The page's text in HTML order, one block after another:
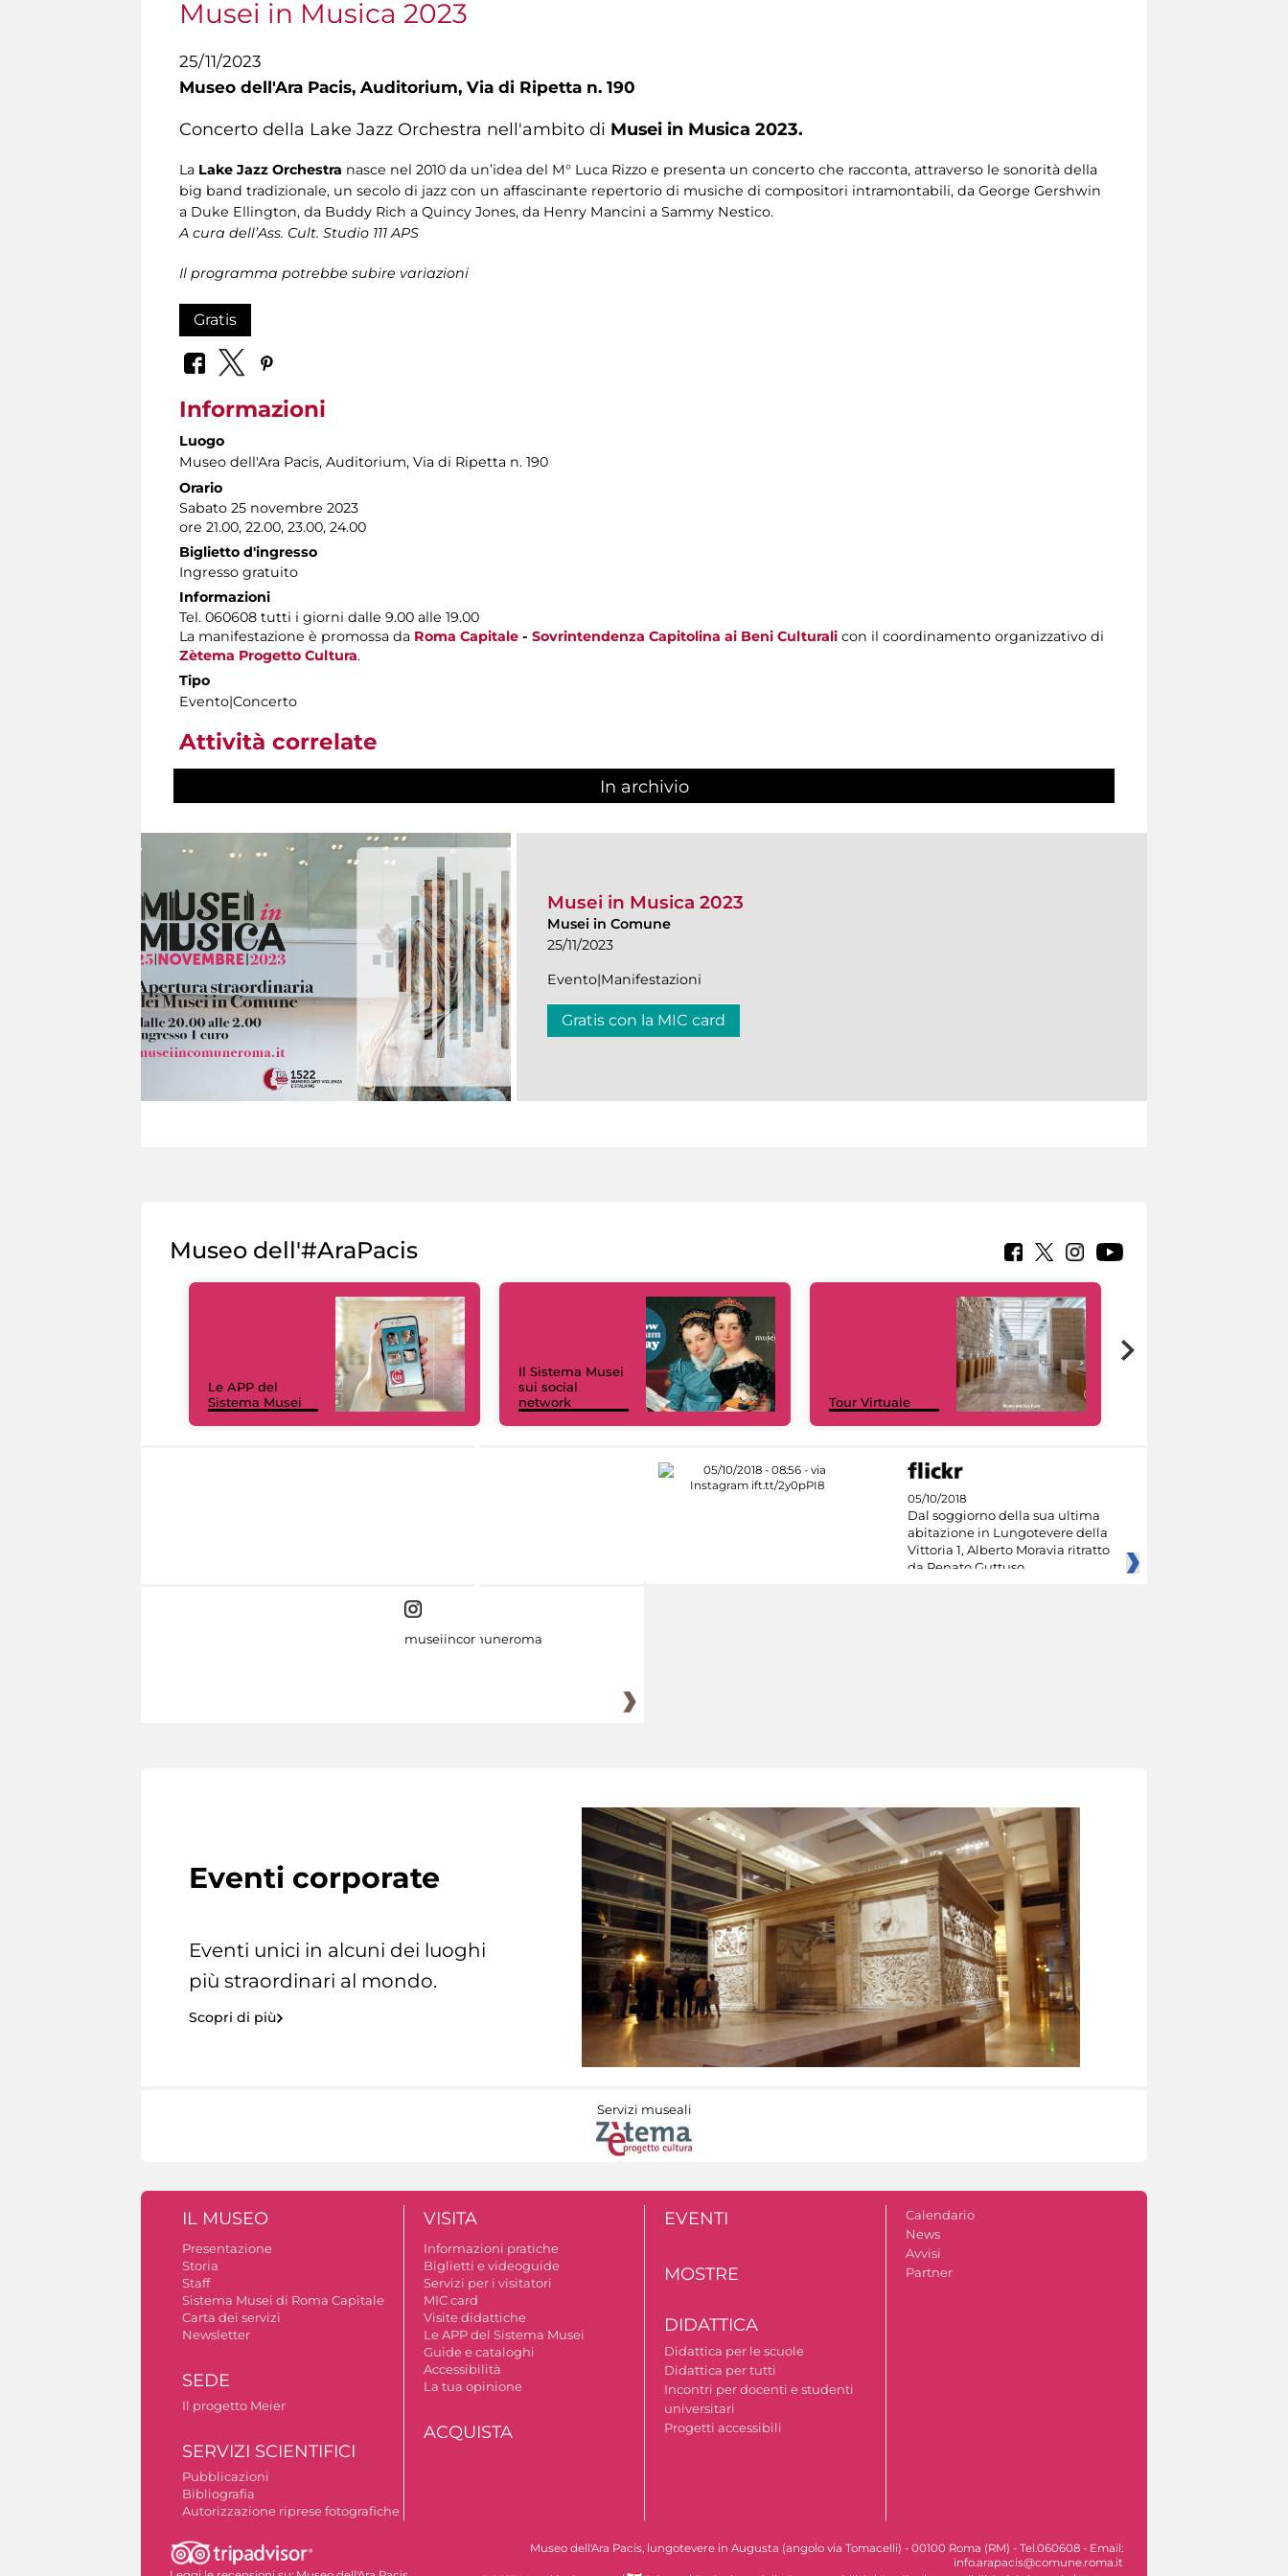
Musei in Musica 2023
25/11/2023
Museo dell'Ara Pacis, Auditorium, Via di Ripetta n. 190
Concerto della Lake Jazz Orchestra nell'ambito di Musei in Musica 2023.
La Lake Jazz Orchestra nasce nel 2010 da un’idea del M° Luca Rizzo e presenta un concerto che racconta, attraverso le sonorità della
big band tradizionale, un secolo di jazz con un affascinante repertorio di musiche di compositori intramontabili, da George Gershwin
a Duke Ellington, da Buddy Rich a Quincy Jones, da Henry Mancini a Sammy Nestico.
A cura dell’Ass. Cult. Studio 111 APS
Il programma potrebbe subire variazioni
Gratis
Informazioni
Luogo
Museo dell'Ara Pacis, Auditorium, Via di Ripetta n. 190
Orario
Sabato 25 novembre 2023
ore 21.00, 22.00, 23.00, 24.00
Biglietto d'ingresso
Ingresso gratuito
Informazioni
Tel. 060608 tutti i giorni dalle 9.00 alle 19.00
La manifestazione è promossa da Roma Capitale - Sovrintendenza Capitolina ai Beni Culturali con il coordinamento organizzativo di
Zètema Progetto Cultura.
Tipo
Evento|Concerto
Attività correlate
In archivio
Musei in Musica 2023
Musei in Comune
25/11/2023
Evento|Manifestazioni
Gratis con la MIC card
Museo dell'#AraPacis
Le APP del
Sistema Musei
Il Sistema Musei
sui social
network
Tour Virtuale
05/10/2018
Dal soggiorno della sua ultima
abitazione in Lungotevere della
Vittoria 1, Alberto Moravia ritratto
da Renato Guttuso
museiincomuneroma
Eventi corporate
Eventi unici in alcuni dei luoghi
più straordinari al mondo.
Scopri di più
Servizi museali
IL MUSEO
Presentazione
Storia
Staff
Sistema Musei di Roma Capitale
Carta dei servizi
Newsletter
SEDE
Il progetto Meier
SERVIZI SCIENTIFICI
Pubblicazioni
Bibliografia
Autorizzazione riprese fotografiche
VISITA
Informazioni pratiche
Biglietti e videoguide
Servizi per i visitatori
MIC card
Visite didattiche
Le APP del Sistema Musei
Guide e cataloghi
Accessibilità
La tua opinione
ACQUISTA
EVENTI
MOSTRE
DIDATTICA
Didattica per le scuole
Didattica per tutti
Incontri per docenti e studenti
universitari
Progetti accessibili
Calendario
News
Avvisi
Partner
Museo dell'Ara Pacis, lungotevere in Augusta (angolo via Tomacelli) - 00100 Roma (RM) - Tel.060608 - Email:
info.arapacis@comune.roma.it